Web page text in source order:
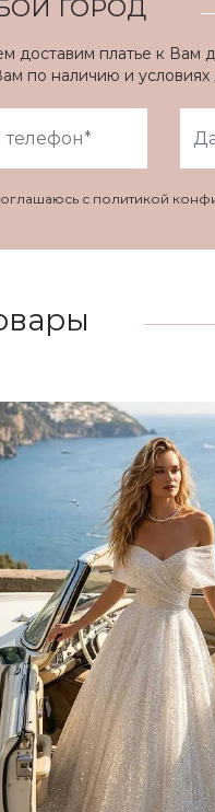
ГОРОД
доставим платье к Вам
по наличию и условиях
с политикой